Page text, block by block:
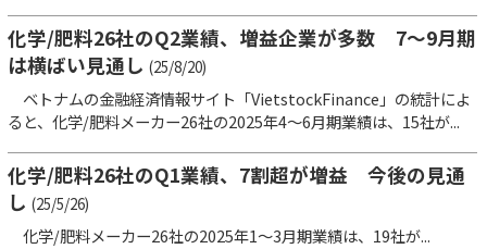
化学/肥料26社のQ2業績、増益企業が多数 7～9月期
は横ばい見通し (25/8/20)
ベトナムの金融経済情報サイト「VietstockFinance」の統計によ
ると、化学/肥料メーカー26社の2025年4～6月期業績は、15社が...
化学/肥料26社のQ1業績、7割超が増益 今後の見通
し (25/5/26)
化学/肥料メーカー26社の2025年1～3月期業績は、19社が...